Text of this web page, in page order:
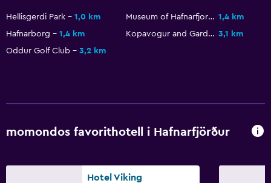
Hellisgerdi Park 1,0 km Museum of Hafnarfjordur 1,4 km
Hafnarborg
1,4 km Kopavogur and Gardabaer Golf Club 3,1 km
Oddur Golf Club
3,2 km
momondos favorithotell i Hafnarfjörður
Hotel Viking